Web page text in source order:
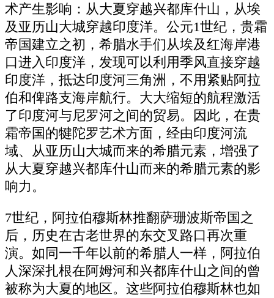
术产生影响：从大夏穿越兴都库什山，从埃
及亚历山大城穿越印度洋。公元1世纪，贵霜
帝国建立之初，希腊水手们从埃及红海岸港
口进入印度洋，发现可以利用季风直接穿越
印度洋，抵达印度河三角洲，不用紧贴阿拉
伯和俾路支海岸航行。大大缩短的航程激活
了印度河与尼罗河之间的贸易。因此，在贵
霜帝国的犍陀罗艺术方面，经由印度河流
域、从亚历山大城而来的希腊元素，增强了
从大夏穿越兴都库什山而来的希腊元素的影
响力。
7世纪，阿拉伯穆斯林推翻萨珊波斯帝国之
后，历史在古老世界的东交叉路口再次重
演。如同一千年以前的希腊人一样，阿拉伯
人深深扎根在阿姆河和兴都库什山之间的曾
被称为大夏的地区。这些阿拉伯穆斯林也如